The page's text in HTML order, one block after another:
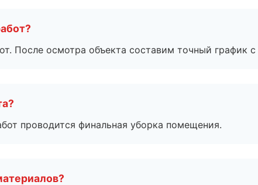
После осмотра объекта составим точный график с
проводится финальная уборка помещения.